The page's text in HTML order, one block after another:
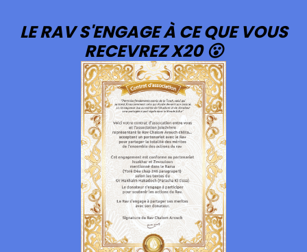
LE RAV S'ENGAGE À CE QUE VOUS
RECEVREZ X20 😮